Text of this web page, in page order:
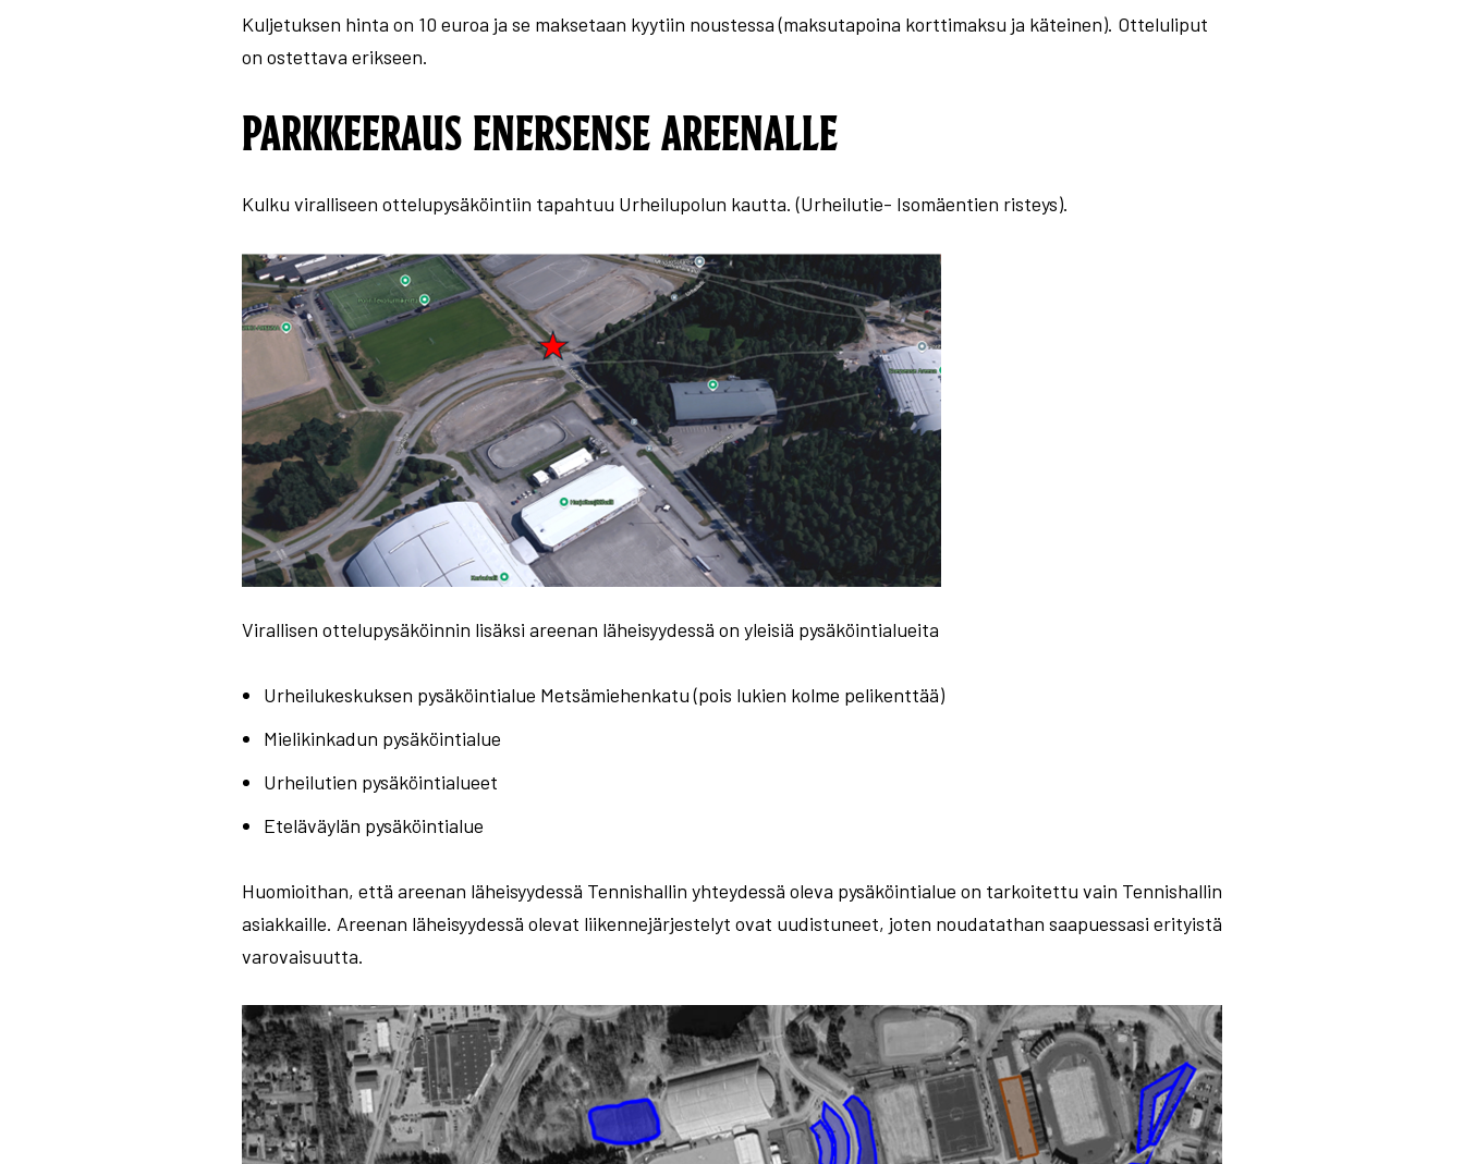
Kuljetuksen hinta on 10 euroa ja se maksetaan kyytiin noustessa (maksutapoina korttimaksu ja käteinen). Otteluliput
on ostettava erikseen.
PARKKEERAUS ENERSENSE AREENALLE
Kulku viralliseen ottelupysäköintiin tapahtuu Urheilupolun kautta. (Urheilutie- Isomäentien risteys).
Virallisen ottelupysäköinnin lisäksi areenan läheisyydessä on yleisiä pysäköintialueita
Urheilukeskuksen pysäköintialue Metsämiehenkatu (pois lukien kolme pelikenttää)
Mielikinkadun pysäköintialue
Urheilutien pysäköintialueet
Eteläväylän pysäköintialue
Huomioithan, että areenan läheisyydessä Tennishallin yhteydessä oleva pysäköintialue on tarkoitettu vain Tennishallin
asiakkaille. Areenan läheisyydessä olevat liikennejärjestelyt ovat uudistuneet, joten noudatathan saapuessasi erityistä
varovaisuutta.